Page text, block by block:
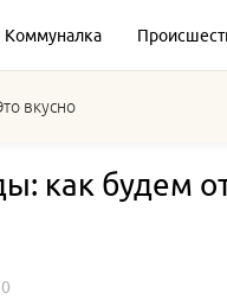
Коммуналка
вкусно
как будем
0